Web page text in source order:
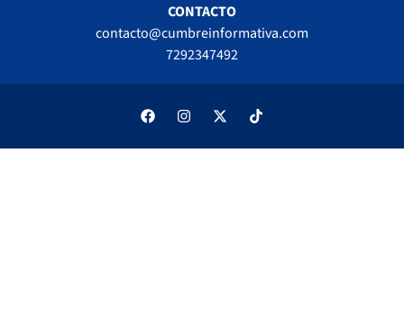
CONTACTO
contacto@cumbreinformativa.com
7292347492